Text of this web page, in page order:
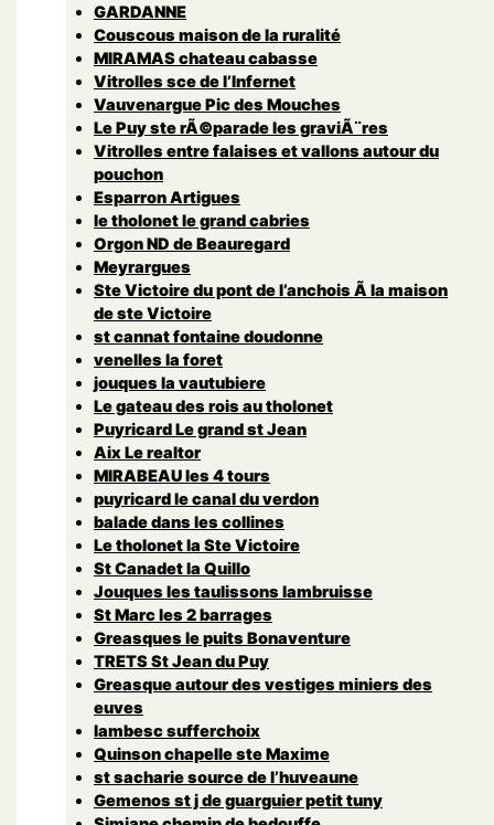
GARDANNE
Couscous maison de la ruralité
MIRAMAS chateau cabasse
Vitrolles sce de l’Infernet
Vauvenargue Pic des Mouches
Le Puy ste rÃ©parade les graviÃ¨res
Vitrolles entre falaises et vallons autour du
pouchon
Esparron Artigues
le tholonet le grand cabries
Orgon ND de Beauregard
Meyrargues
Ste Victoire du pont de l’anchois Ã la maison
de ste Victoire
st cannat fontaine doudonne
venelles la foret
jouques la vautubiere
Le gateau des rois au tholonet
Puyricard Le grand st Jean
Aix Le realtor
MIRABEAU les 4 tours
puyricard le canal du verdon
balade dans les collines
Le tholonet la Ste Victoire
St Canadet la Quillo
Jouques les taulissons lambruisse
St Marc les 2 barrages
Greasques le puits Bonaventure
TRETS St Jean du Puy
Greasque autour des vestiges miniers des
euves
lambesc sufferchoix
Quinson chapelle ste Maxime
st sacharie source de l’huveaune
Gemenos st j de guarguier petit tuny